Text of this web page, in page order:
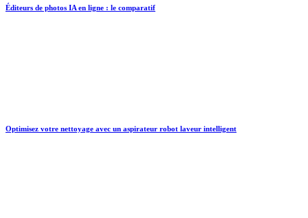
Éditeurs de photos IA en ligne : le comparatif
Optimisez votre nettoyage avec un aspirateur robot laveur intelligent